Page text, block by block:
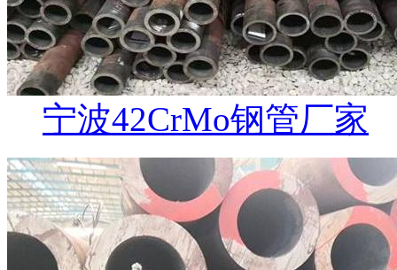
宁波42CrMo钢管厂家